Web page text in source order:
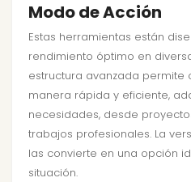
Modo de Acción
Estas herramientas están
rendimiento óptimo en
estructura avanzada permite
manera rápida y eficiente,
necesidades, desde
trabajos profesionales. La
las convierte en una opción
situación.